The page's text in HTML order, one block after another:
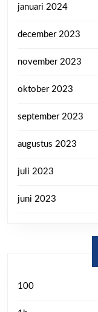
januari 2024
december 2023
november 2023
oktober 2023
september 2023
augustus 2023
juli 2023
juni 2023
100